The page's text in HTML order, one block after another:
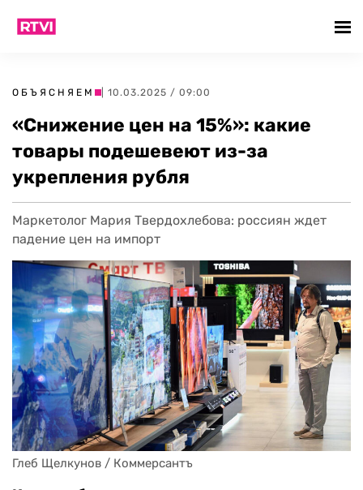
ОБЪЯСНЯЕМ | 10.03.2025 / 09:00
«Снижение цен на 15%»: какие
товары подешевеют из-за
укрепления рубля
Маркетолог Мария Твердохлебова: россиян ждет
падение цен на импорт
Глеб Щелкунов / Коммерсантъ